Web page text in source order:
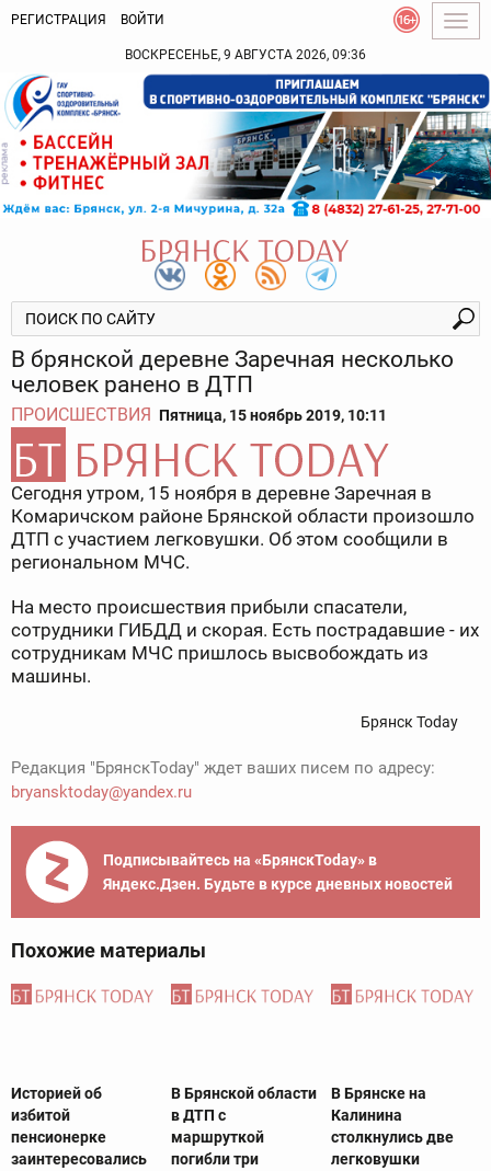
РЕГИСТРАЦИЯ ВОЙТИ
ВОСКРЕСЕНЬЕ, 9 АВГУСТА 2026, 09:36
В брянской деревне Заречная несколько
человек ранено в ДТП
ПРОИСШЕСТВИЯ Пятница, 15 ноябрь 2019, 10:11
Сегодня утром, 15 ноября в деревне Заречная в
Комаричском районе Брянской области произошло
ДТП с участием легковушки. Об этом сообщили в
региональном МЧС.
На место происшествия прибыли спасатели,
сотрудники ГИБДД и скорая. Есть пострадавшие - их
сотрудникам МЧС пришлось высвобождать из
машины.
Брянск Today
Редакция "БрянскToday" ждет ваших писем по адресу:
bryansktoday@yandex.ru
Подписывайтесь на «БрянскToday» в
Яндекс.Дзен. Будьте в курсе дневных новостей
Похожие материалы
Историей об
избитой
пенсионерке
заинтересовались
В Брянской области
в ДТП с
маршруткой
погибли три
В Брянске на
Калинина
столкнулись две
легковушки